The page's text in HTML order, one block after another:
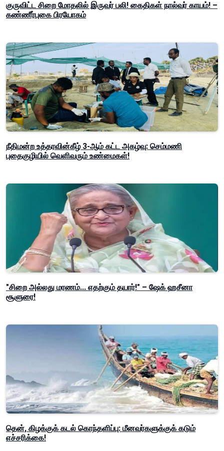
குருவிட்ட சிறை மோதலில் இருவர் பலி! கைதிகள் நால்வர் காயம்! –
கண்ணீர்புகை பிரயோகம்
நீதிமன்ற உத்தரவின்கீழ் 3-ஆம் கட்ட அகழ்வு: செம்மணி
புதைகுழியில் வெளிவரும் உண்மைகள்!
"சிறை அல்லது மரணம்... எதற்கும் தயார்!" – ஷேக் ஹசீனா
சூளுரை!
தென், கிழக்குக் கடல் கொந்தளிப்பு: மீனவர்களுக்குக் கடும்
எச்சரிக்கை!